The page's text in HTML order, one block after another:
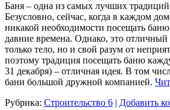
Баня – одна из самых лучших
Безусловно, сейчас, когда в каждом
никакой необходимости посещать
давние времена. Однако, это отличный
только тело, но и свой разум от
поэтому традиция посещать баню
31 декабря) – отличная идея. В том
бани большой дружной компанией.
Рубрика: Строительство 6 | Добавить